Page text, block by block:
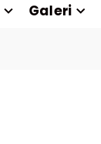
Galeri